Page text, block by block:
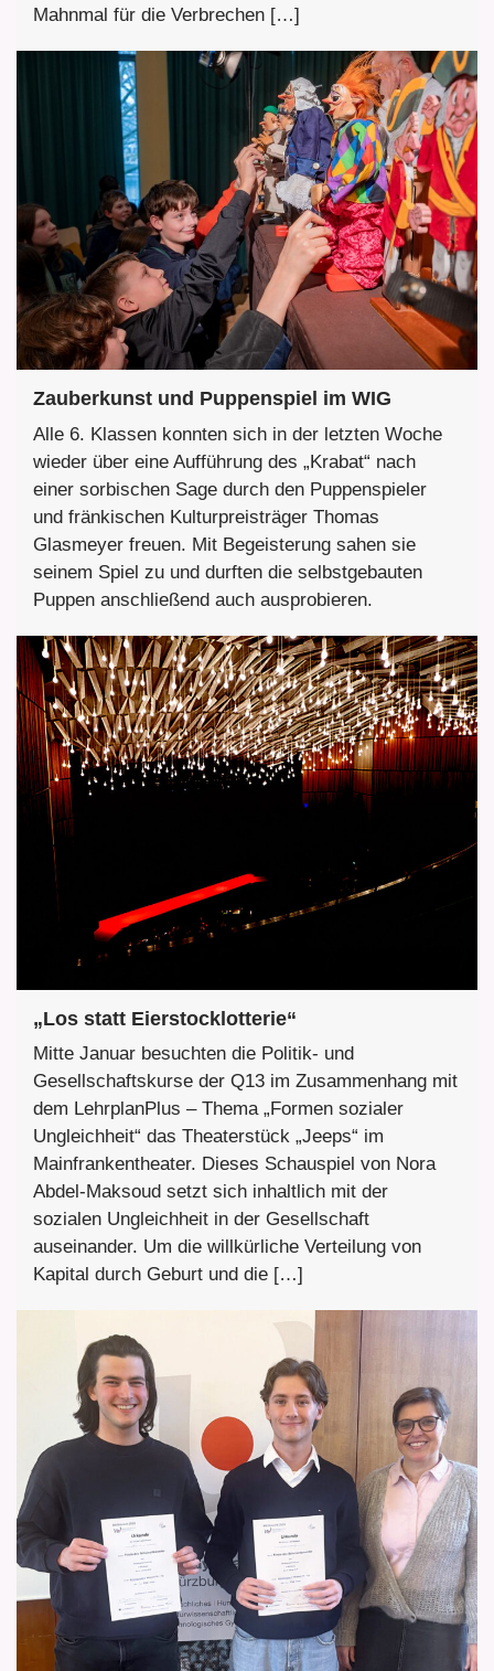
Mahnmal für die Verbrechen […]
Zauberkunst und Puppenspiel im WIG
Alle 6. Klassen konnten sich in der letzten Woche
wieder über eine Aufführung des „Krabat“ nach
einer sorbischen Sage durch den Puppenspieler
und fränkischen Kulturpreisträger Thomas
Glasmeyer freuen. Mit Begeisterung sahen sie
seinem Spiel zu und durften die selbstgebauten
Puppen anschließend auch ausprobieren.
„Los statt Eierstocklotterie“
Mitte Januar besuchten die Politik- und
Gesellschaftskurse der Q13 im Zusammenhang mit
dem LehrplanPlus – Thema „Formen sozialer
Ungleichheit“ das Theaterstück „Jeeps“ im
Mainfrankentheater. Dieses Schauspiel von Nora
Abdel-Maksoud setzt sich inhaltlich mit der
sozialen Ungleichheit in der Gesellschaft
auseinander. Um die willkürliche Verteilung von
Kapital durch Geburt und die […]